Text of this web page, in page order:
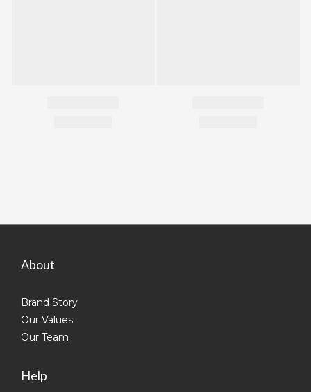
About
Brand Story
Our Values
Our Team
Help